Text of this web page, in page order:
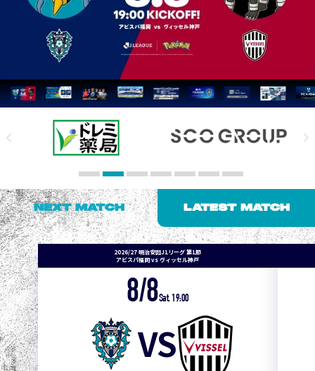
NEXT MATCH LATEST MATCH
2026/27 明治安田J1リーグ 第1節
アビスパ福岡 vs ヴィッセル神戸
8/8Sat. 19:00
VS